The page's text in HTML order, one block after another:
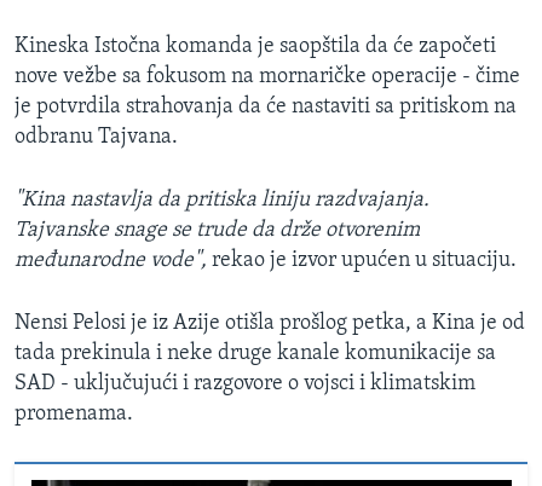
Kineska Istočna komanda je saopštila da će započeti
nove vežbe sa fokusom na mornaričke operacije - čime
je potvrdila strahovanja da će nastaviti sa pritiskom na
odbranu Tajvana.
"Kina nastavlja da pritiska liniju razdvajanja.
Tajvanske snage se trude da drže otvorenim
međunarodne vode", rekao je izvor upućen u situaciju.
Nensi Pelosi je iz Azije otišla prošlog petka, a Kina je od
tada prekinula i neke druge kanale komunikacije sa
SAD - uključujući i razgovore o vojsci i klimatskim
promenama.